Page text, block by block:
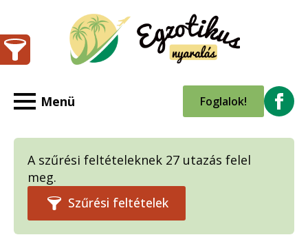
Foglalok!
A szűrési feltételeknek 27 utazás felel
meg.
Szűrési feltételek